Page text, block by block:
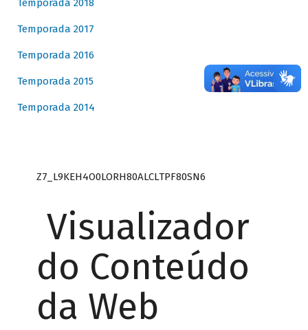
Temporada 2018
Temporada 2017
Temporada 2016
Temporada 2015
Temporada 2014
Z7_L9KEH4O0LORH80ALCLTPF80SN6
Visualizador
do Conteúdo
da Web